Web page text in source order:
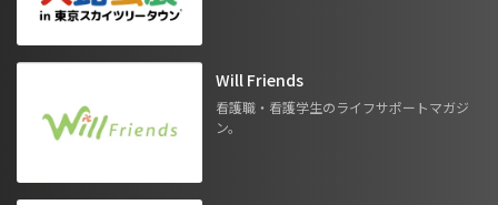
Will Friends
看護職・看護学生のライフサポートマガジ
ン。